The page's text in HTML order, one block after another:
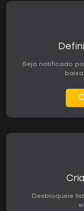
Seja notificado
Desbloqueie